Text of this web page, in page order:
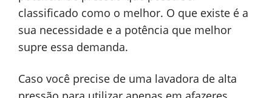
classificado como o melhor. O que existe é a
sua necessidade e a potência que melhor
supre essa demanda.
Caso você precise de uma lavadora de alta